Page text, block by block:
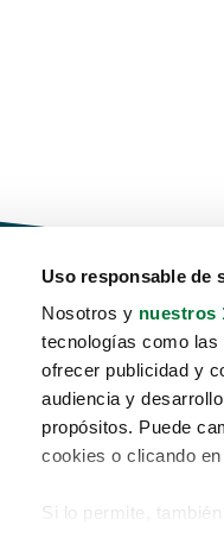
Uso responsable de
Nosotros y nuestros
tecnologías como
ofrecer publicidad y
audiencia y
propósitos. Puede
cookies o clicando
Si lo permite, también